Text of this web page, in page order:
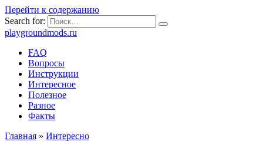
Перейти к содержанию
Search for:
playgroundmods.ru
FAQ
Вопросы
Инструкции
Интересное
Полезное
Разное
Факты
Главная » Интересно